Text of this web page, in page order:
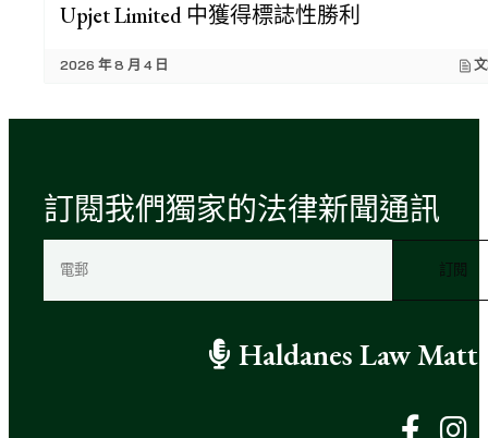
Upjet Limited 中獲得標誌性勝利
2026 年 8 月 4 日
訂閱我們獨家的法律新聞通訊
（
Haldanes Law